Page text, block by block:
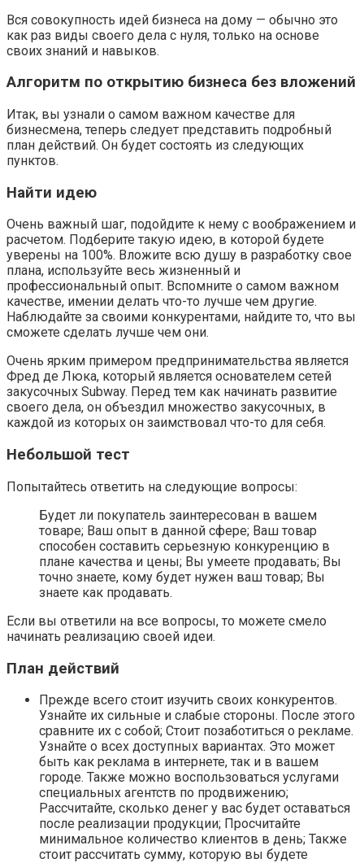
Вся совокупность идей бизнеса на дому — обычно это
как раз виды своего дела с нуля, только на основе
своих знаний и навыков.
Алгоритм по открытию бизнеса без вложений
Итак, вы узнали о самом важном качестве для
бизнесмена, теперь следует представить подробный
план действий. Он будет состоять из следующих
пунктов.
Найти идею
Очень важный шаг, подойдите к нему с воображением и
расчетом. Подберите такую идею, в которой будете
уверены на 100%. Вложите всю душу в разработку свое
плана, используйте весь жизненный и
профессиональный опыт. Вспомните о самом важном
качестве, имении делать что-то лучше чем другие.
Наблюдайте за своими конкурентами, найдите то, что вы
сможете сделать лучше чем они.
Очень ярким примером предпринимательства является
Фред де Люка, который является основателем сетей
закусочных Subway. Перед тем как начинать развитие
своего дела, он объездил множество закусочных, в
каждой из которых он заимствовал что-то для себя.
Небольшой тест
Попытайтесь ответить на следующие вопросы:
Будет ли покупатель заинтересован в вашем
товаре; Ваш опыт в данной сфере; Ваш товар
способен составить серьезную конкуренцию в
плане качества и цены; Вы умеете продавать; Вы
точно знаете, кому будет нужен ваш товар; Вы
знаете как продавать.
Если вы ответили на все вопросы, то можете смело
начинать реализацию своей идеи.
План действий
Прежде всего стоит изучить своих конкурентов.
Узнайте их сильные и слабые стороны. После этого
сравните их с собой; Стоит позаботиться о рекламе.
Узнайте о всех доступных вариантах. Это может
быть как реклама в интернете, так и в вашем
городе. Также можно воспользоваться услугами
специальных агентств по продвижению;
Рассчитайте, сколько денег у вас будет оставаться
после реализации продукции; Просчитайте
минимальное количество клиентов в день; Также
стоит рассчитать сумму, которую вы будете